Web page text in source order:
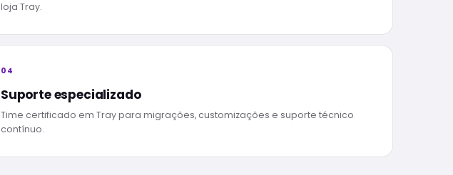
loja Tray.
04
Suporte especializado
Time certificado em Tray para migrações, customizações e suporte técnico
contínuo.